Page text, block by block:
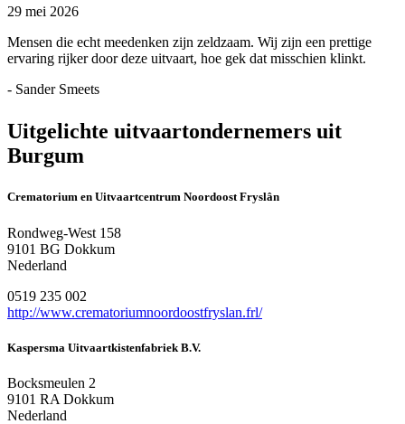
29 mei 2026
Mensen die echt meedenken zijn zeldzaam. Wij zijn een prettige
ervaring rijker door deze uitvaart, hoe gek dat misschien klinkt.
- Sander Smeets
Uitgelichte uitvaartondernemers uit
Burgum
Crematorium en Uitvaartcentrum Noordoost Fryslân
Rondweg-West 158
9101 BG Dokkum
Nederland
0519 235 002
http://www.crematoriumnoordoostfryslan.frl/
Kaspersma Uitvaartkistenfabriek B.V.
Bocksmeulen 2
9101 RA Dokkum
Nederland